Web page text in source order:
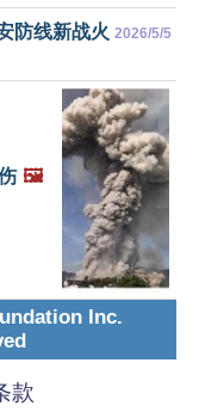
防线新战火 2026/5/5
🖼️
Inc.
款